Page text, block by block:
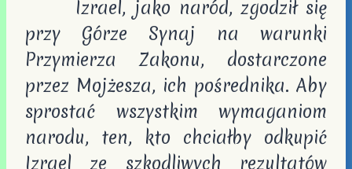
Izrael, jako naród, zgodził się
przy Górze Synaj na warunki
Przymierza Zakonu, dostarczone
przez Mojżesza, ich pośrednika. Aby
sprostać wszystkim wymaganiom
narodu, ten, kto chciałby odkupić
Izrael ze szkodliwych rezultatów